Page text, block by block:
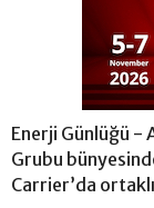
Enerji Günlüğü -
Grubu
Carrier’da